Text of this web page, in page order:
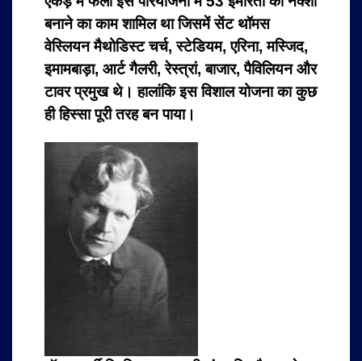
बनाने का काम शामिल था जिसमें सेंट थॉमस
वेस्लियन मैथोडिस्ट चर्च, स्टेडियम, एरिना, मस्जिद,
इमामबाड़ा, आर्ट गैलरी, रेस्त्रां, बाजार, पैविलियन और
टावर प्रमुख थे। हालांकि इस विशाल योजना का कुछ
ही हिस्सा पूरी तरह बन पाया।